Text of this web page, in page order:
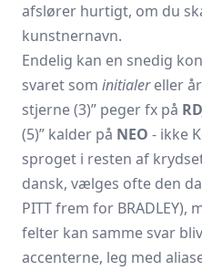
afslører hurtigt, om du
kunstnernavn.
Endelig kan en snedig
svaret som initialereller
stjerne (3)” peger fx på
(5)” kalder på NEO - ikke
sproget i resten af
dansk, vælges ofte den
PITT frem for BRADLEY),
felter kan samme svar
accenterne, leg med